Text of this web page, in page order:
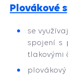
Plovákové
se
spojení s
tlakovými